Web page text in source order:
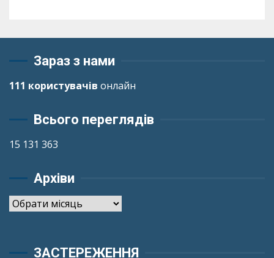
Зараз з нами
111 користувачів онлайн
Всього переглядів
15 131 363
Архіви
Архіви
ЗАСТЕРЕЖЕННЯ